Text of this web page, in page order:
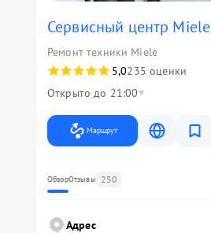
Сервисный центр Miele
Ремонт техники Miele
5,0235 оценки
Открыто до 21:00
Маршрут
ОбзорОтзывы 250
Адрес